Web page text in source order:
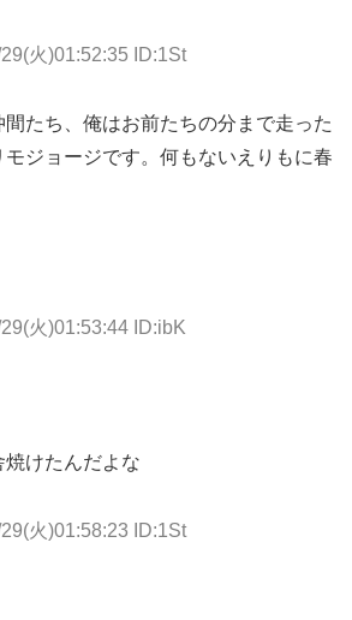
火)01:52:35 ID:1St
間たち、俺はお前たちの分まで走った
ジョージです。何もないえりもに春
火)01:53:44 ID:ibK
けたんだよな
火)01:58:23 ID:1St